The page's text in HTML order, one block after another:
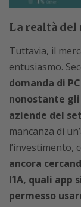
La realtà del
Tuttavia, il
entusiasmo.
domanda di
nonostante
aziende del
mancanza di
l’investimento,
ancora
l’IA, quali app
permesso